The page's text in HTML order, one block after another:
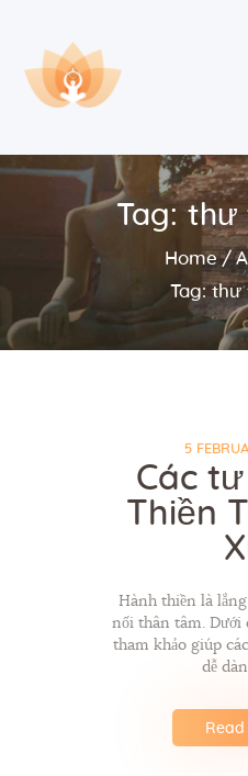
Tag: thư
Home
Tag: thư
Trang chủ
Bài giảng
Lớp học và sự
Về
5
Các
Thiền
Hành thiền là
nối thân tâm. Dưới
tham khảo giúp
dễ